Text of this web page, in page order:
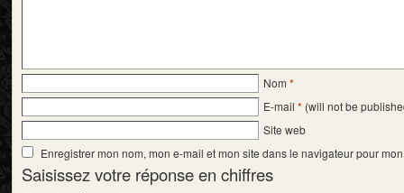
Nom *
E-mail * (will not be
Site web
Enregistrer mon nom, mon e-mail et mon site dans le navigateur pour
Saisissez votre réponse en chiffres